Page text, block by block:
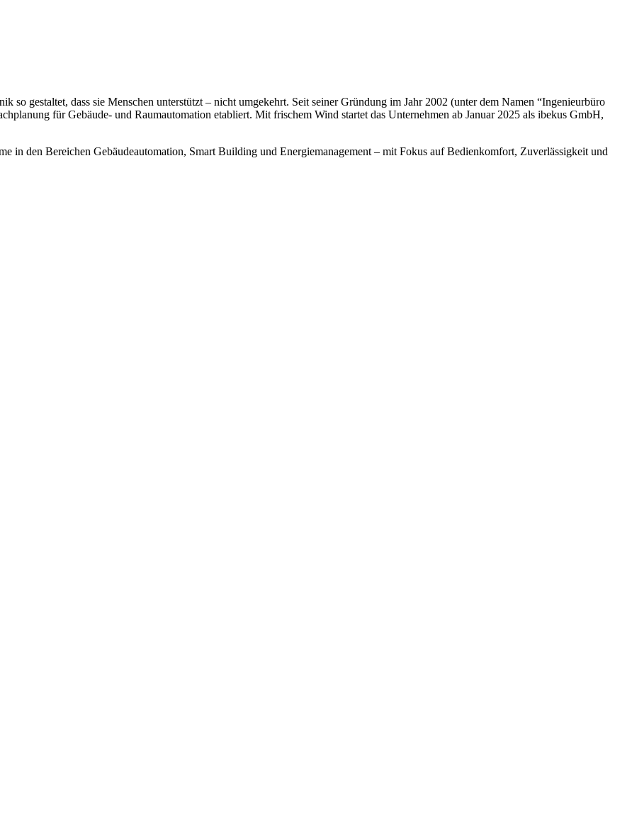
so gestaltet, dass sie Menschen unterstützt – nicht umgekehrt. Seit seiner Gründung im Jahr 2002 (unter dem Namen “Ingenieurbüro
für Gebäude- und Raumautomation etabliert. Mit frischem Wind startet das Unternehmen ab Januar 2025 als ibekus GmbH,
in den Bereichen Gebäudeautomation, Smart Building und Energiemanagement – mit Fokus auf Bedienkomfort, Zuverlässigkeit und